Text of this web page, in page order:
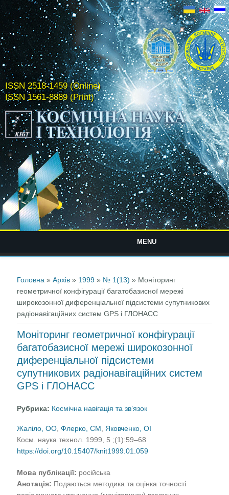
ISSN 2518-1459 (Online)
ISSN 1561-8889 (Print)
MENU
Головна »Архів » 1999 » № 1(13) » Моніторинг
геометричної конфігурації багатобазисної мережі
широкозонної диференціальної підсистеми супутникових
радіонавігаційних систем GPS і ГЛОНАСС
Моніторинг геометричної конфігурації
багатобазисної мережі широкозонної
диференціальної підсистеми
супутникових радіонавігаційних систем
GPS і ГЛОНАСС
Рубрика: Космічна навігація та зв’язок
Жаліло, ОО ,Флерко, СМ
Яковченко, ОІ
Косм. наука технол. 1999, 5 ;(1):59–68
https://doi.org/10.15407/knit1999.01.059
Мова публікації: російська
Анотація: Подаються методика та оцінка точності